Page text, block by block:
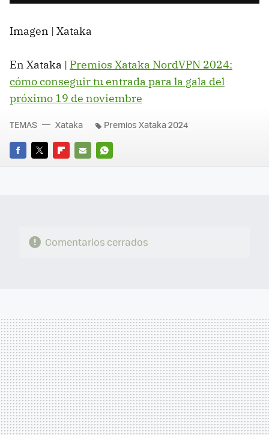
Imagen | Xataka
En Xataka | Premios Xataka NordVPN 2024:
cómo conseguir tu entrada para la gala del
próximo 19 de noviembre
FACEBOOK
TWITTERFLIPBOARD
E-
WHATSAPP
TEMAS Xataka Premios Xataka 2024
Comentarios cerrados